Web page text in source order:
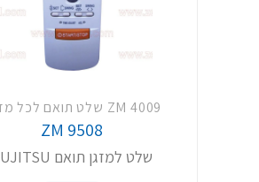
ZM 9508
שלט למזגן תואם FUJITSU